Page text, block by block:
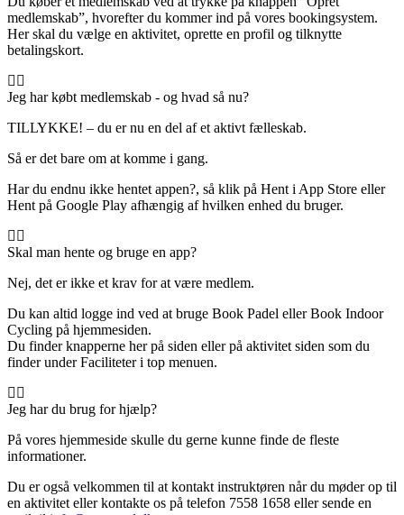
medlemskab”, hvorefter du kommer ind på vores bookingsystem.
Her skal du vælge en aktivitet, oprette en profil og tilknytte
betalingskort.
Jeg har købt medlemskab - og hvad så nu?
TILLYKKE! – du er nu en del af et aktivt fælleskab.
Så er det bare om at komme i gang.
Har du endnu ikke hentet appen?, så klik på Hent i App Store eller
Hent på Google Play afhængig af hvilken enhed du bruger.
Skal man hente og bruge en app?
Nej, det er ikke et krav for at være medlem.
Du kan altid logge ind ved at bruge Book Padel eller Book Indoor
Cycling på hjemmesiden.
Du finder knapperne her på siden eller på aktivitet siden som du
finder under Faciliteter i top menuen.
Jeg har du brug for hjælp?
På vores hjemmeside skulle du gerne kunne finde de fleste
informationer.
Du er også velkommen til at kontakt instruktøren når du møder op til
en aktivitet eller kontakte os på telefon 7558 1658 eller sende en